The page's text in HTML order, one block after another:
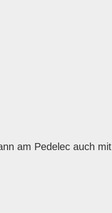
am Pedelec auch mit